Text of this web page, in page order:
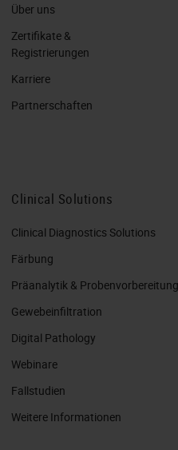
Über uns
Zertifikate &
Registrierungen
Karriere
Partnerschaften
Clinical Solutions
Clinical Diagnostics Solutions
Färbung
Präanalytik & Probenvorbereitung
Gewebeinfiltration
Digital Pathology
Webinare
Fallstudien
Weitere Informationen